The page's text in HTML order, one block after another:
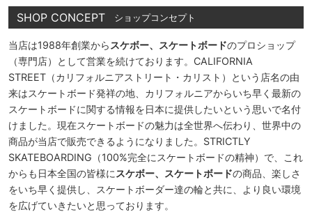
SHOP CONCEPT ショップコンセプト
当店は1988年創業から スケボー、スケートボードのプロショップ
（専門店）として営業を続けております。CALIFORNIA
STREET（カリフォルニアストリート・カリスト）という店名の由
来はスケートボード発祥の地、カリフォルニアからいち早く最新の
スケートボードに関する情報を日本に提供したいという思いで名付
けました。現在スケートボードの魅力は全世界へ伝わり、世界中の
商品が当店で販売できるようになりました。STRICTLY
SKATEBOARDING（100%完全にスケートボードの精神）で、これ
からも日本全国の皆様に スケボー、スケートボードの商品、楽しさ
をいち早く提供し、スケートボーダー達の輪と共に、より良い環境
を広げていきたいと思っております。